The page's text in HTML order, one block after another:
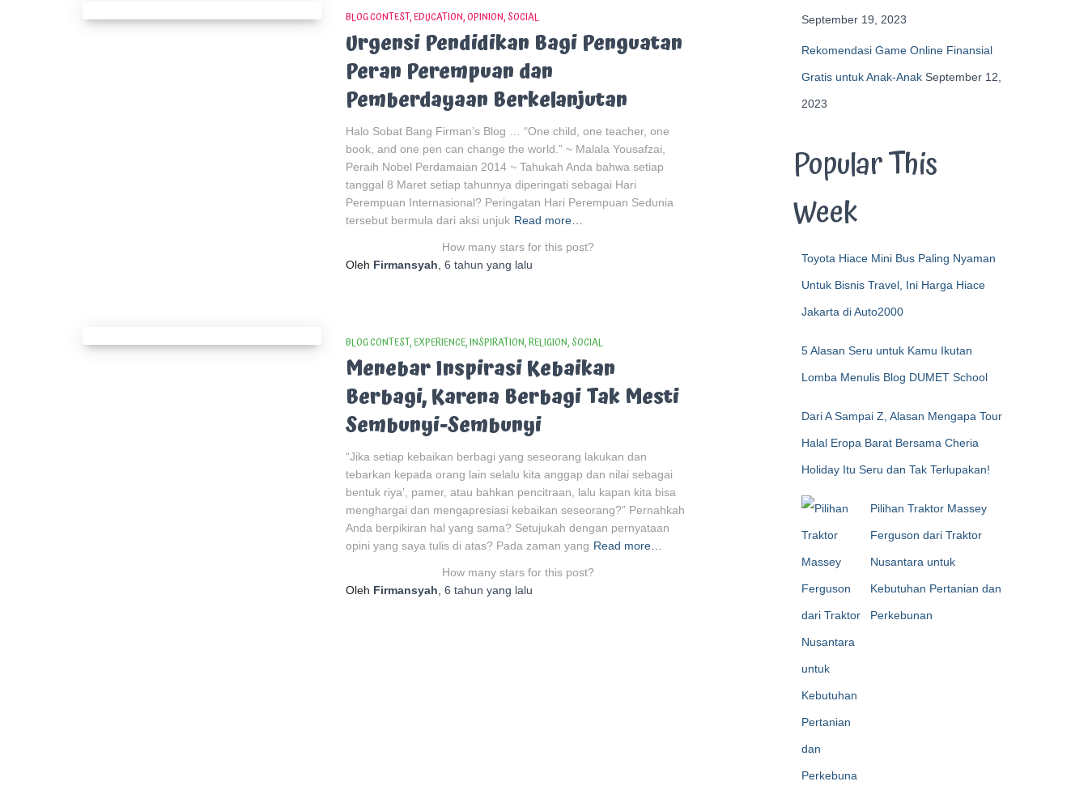
BLOG CONTEST EDUCATION OPINION SOCIAL
Urgensi Pendidikan Bagi Penguatan
Peran Perempuan dan
Pemberdayaan Berkelanjutan
Halo Sobat Bang Firman’s Blog … “One child, one teacher, one
book, and one pen can change the world.” ~ Malala Yousafzai,
Peraih Nobel Perdamaian 2014 ~ Tahukah Anda bahwa setiap
tanggal 8 Maret setiap tahunnya diperingati sebagai Hari
Perempuan Internasional? Peringatan Hari Perempuan Sedunia
tersebut bermula dari aksi unjuk Read more…
How many stars for this post?
Oleh Firmansyah 6 tahun yang lalu
BLOG CONTEST EXPERIENCE INSPIRATION RELIGION SOCIAL
Menebar Inspirasi Kebaikan
Berbagi, Karena Berbagi Tak Mesti
Sembunyi-Sembunyi
“Jika setiap kebaikan berbagi yang seseorang lakukan dan
tebarkan kepada orang lain selalu kita anggap dan nilai sebagai
bentuk riya’, pamer, atau bahkan pencitraan, lalu kapan kita bisa
menghargai dan mengapresiasi kebaikan seseorang?” Pernahkah
Anda berpikiran hal yang sama? Setujukah dengan pernyataan
opini yang saya tulis di atas? Pada zaman yang Read more…
How many stars for this post?
Oleh Firmansyah 6 tahun yang lalu
September 19, 2023
Rekomendasi Game Online Finansial
Gratis untuk Anak-Anak September 12,
2023
Popular This
Week
Toyota Hiace Mini Bus Paling Nyaman
Untuk Bisnis Travel, Ini Harga Hiace
Jakarta di Auto2000
5 Alasan Seru untuk Kamu Ikutan
Lomba Menulis Blog DUMET School
Dari A Sampai Z, Alasan Mengapa Tour
Halal Eropa Barat Bersama Cheria
Holiday Itu Seru dan Tak Terlupakan!
Pilihan Traktor Massey
Ferguson dari Traktor
Nusantara untuk
Kebutuhan Pertanian dan
Perkebunan